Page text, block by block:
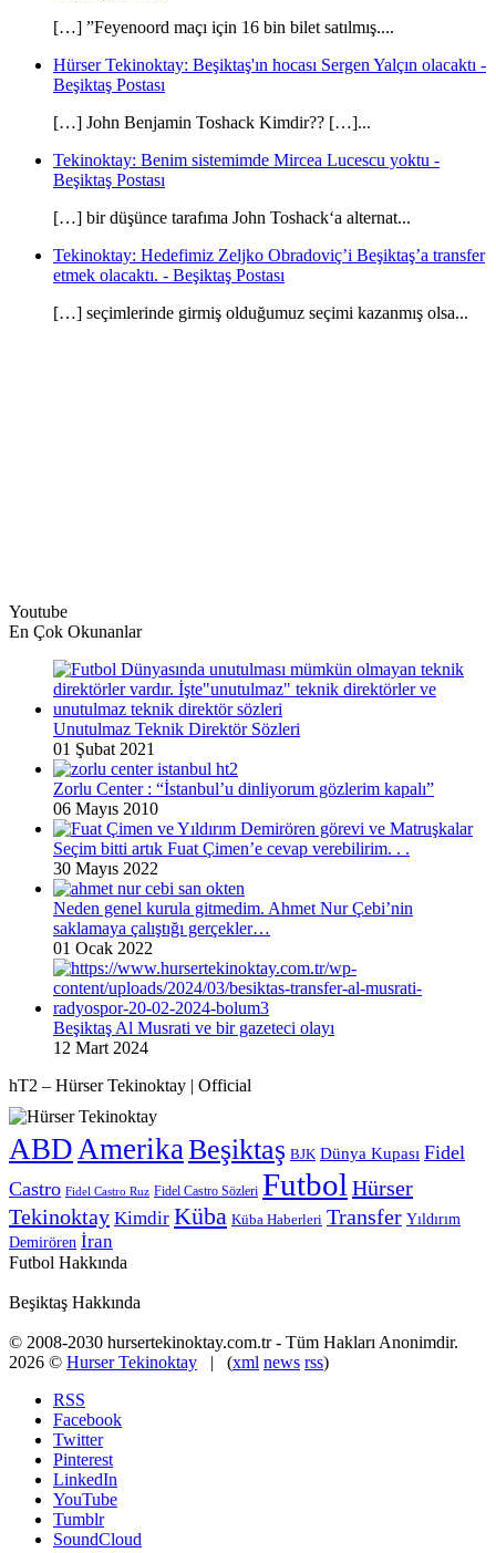
[…] ”Feyenoord maçı için 16 bin bilet satılmış....
Hürser Tekinoktay: Beşiktaş'ın hocası Sergen Yalçın olacaktı -
Beşiktaş Postası
[…] John Benjamin Toshack Kimdir?? […]...
Tekinoktay: Benim sistemimde Mircea Lucescu yoktu -
Beşiktaş Postası
[…] bir düşünce tarafıma John Toshack‘a alternat...
Tekinoktay: Hedefimiz Zeljko Obradoviç’i Beşiktaş’a transfer
etmek olacaktı. - Beşiktaş Postası
[…] seçimlerinde girmiş olduğumuz seçimi kazanmış olsa...
Youtube
En Çok Okunanlar
Unutulmaz Teknik Direktör Sözleri
01 Şubat 2021
Zorlu Center : “İstanbul’u dinliyorum gözlerim kapalı”
06 Mayıs 2010
Seçim bitti artık Fuat Çimen’e cevap verebilirim. . .
30 Mayıs 2022
Neden genel kurula gitmedim. Ahmet Nur Çebi’nin
saklamaya çalıştığı gerçekler…
01 Ocak 2022
Beşiktaş Al Musrati ve bir gazeteci olayı
12 Mart 2024
hT2 – Hürser Tekinoktay | Official
ABD Amerika Beşiktaş BJK Dünya Kupası Fidel
Castro Fidel Castro Ruz Fidel Castro Sözleri Futbol Hürser
Tekinoktay Kimdir Küba Küba Haberleri Transfer Yıldırım
Demirören İran
Futbol Hakkında
Beşiktaş Hakkında
© 2008-2030 hursertekinoktay.com.tr - Tüm Hakları Anonimdir.
2026 © Hurser Tekinoktay | (xml news rss)
RSS
Facebook
Twitter
Pinterest
LinkedIn
YouTube
Tumblr
SoundCloud